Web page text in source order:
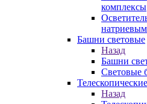
комплексы
Башни световые
Назад
Башни
Световые
Назад